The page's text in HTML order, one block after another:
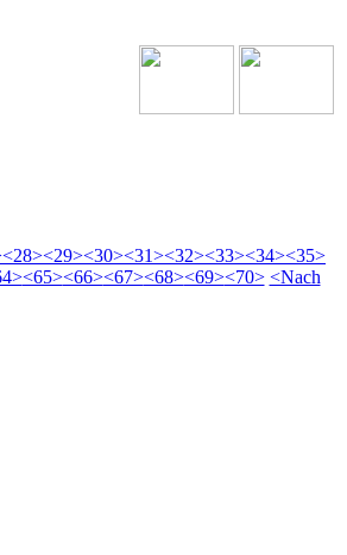
<28><29><30><31><32><33><34><35>
<65><66><67><68><69><70> <Nach